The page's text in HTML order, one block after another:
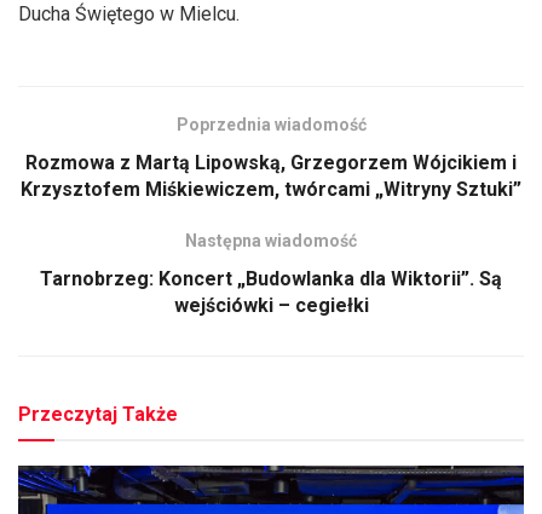
Ducha Świętego w Mielcu.
Poprzednia wiadomość
Rozmowa z Martą Lipowską, Grzegorzem Wójcikiem i
Krzysztofem Miśkiewiczem, twórcami „Witryny Sztuki”
Następna wiadomość
Tarnobrzeg: Koncert „Budowlanka dla Wiktorii”. Są
wejściówki – cegiełki
Przeczytaj Także